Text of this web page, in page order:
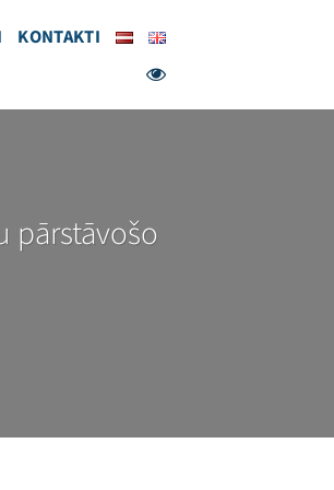
KONTAKTI
pārstāvošo